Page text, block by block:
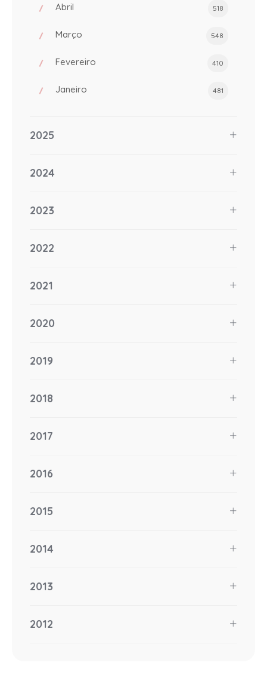
Abril 518
Março 548
Fevereiro 410
Janeiro 481
2025
2024
2023
2022
2021
2020
2019
2018
2017
2016
2015
2014
2013
2012